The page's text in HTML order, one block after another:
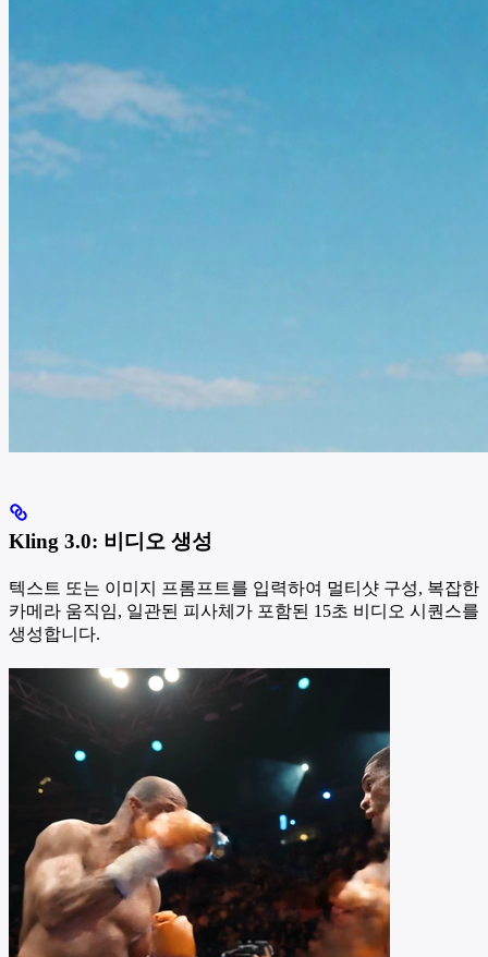
Kling 3.0: 비디오 생성
텍스트 또는 이미지 프롬프트를 입력하여 멀티샷 구성, 복잡한
카메라 움직임, 일관된 피사체가 포함된 15초 비디오 시퀀스를
생성합니다.